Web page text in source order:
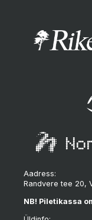
Aadress:
Randvere tee 20,
NB! Piletikassa